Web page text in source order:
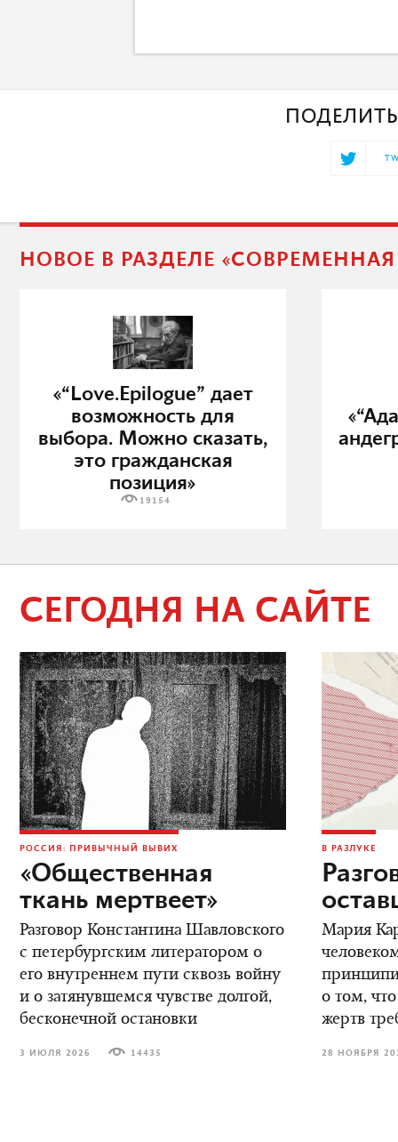
НОВОЕ В РАЗДЕЛЕ
«“Love.Epilogue” дает
возможность для
выбора. Можно сказать,
это гражданская
позиция»
19154
СЕГОДНЯ НА САЙТЕ
РОССИЯ: ПРИВЫЧНЫЙ ВЫВИХ
«Общественная
ткань мертвеет»
Разговор Константина Шавловского
с петербургским литератором о
его внутреннем пути сквозь войну
и о затянувшемся чувстве долгой,
бесконечной остановки
3 ИЮЛЯ 2026 14435
В РАЗЛУКЕ
Мария
о том,
жертв
28 НОЯБРЯ